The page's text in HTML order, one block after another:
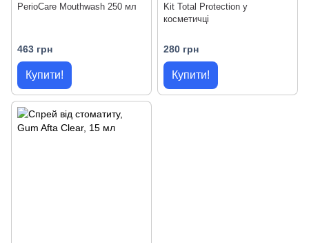
PerioCare Mouthwash 250 мл
463 грн
Купити!
Kit Total Protection у
косметичці
280 грн
Купити!